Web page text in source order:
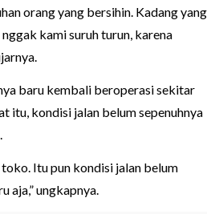
orang yang bersihin. Kadang yang
kami suruh turun, karena
baru kembali beroperasi sekitar
itu, kondisi jalan belum sepenuhnya
Itu pun kondisi jalan belum
aja,” ungkapnya.